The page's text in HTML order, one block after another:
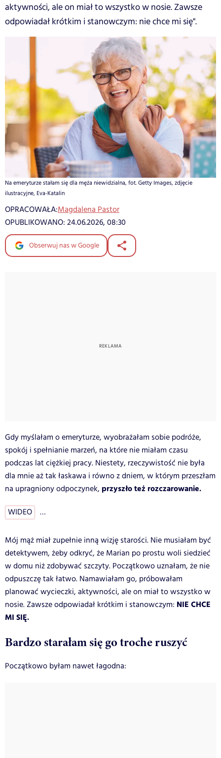
aktywności, ale on miał to wszystko w nosie. Zawsze
odpowiadał krótkim i stanowczym: nie chce mi się".
Na emeryturze stałam się dla męża niewidzialna, fot. Getty Images, zdjęcie
ilustracyjne, Eva-Katalin
OPRACOWAŁA:Magdalena Pastor
OPUBLIKOWANO: 24.06.2026, 08:30
Obserwuj nas w Google
Gdy myślałam o emeryturze, wyobrażałam sobie podróże,
spokój i spełnianie marzeń, na które nie miałam czasu
podczas lat ciężkiej pracy. Niestety, rzeczywistość nie była
dla mnie aż tak łaskawa i równo z dniem, w którym przeszłam
na upragniony odpoczynek, przyszło też rozczarowanie.
WIDEO …
Mój mąż miał zupełnie inną wizję starości. Nie musiałam być
detektywem, żeby odkryć, że Marian po prostu woli siedzieć
w domu niż zdobywać szczyty. Początkowo uznałam, że nie
odpuszczę tak łatwo. Namawiałam go, próbowałam
planować wycieczki, aktywności, ale on miał to wszystko w
nosie. Zawsze odpowiadał krótkim i stanowczym: NIE CHCE
MI SIĘ.
Bardzo starałam się go troche ruszyć
Początkowo byłam nawet łagodna: